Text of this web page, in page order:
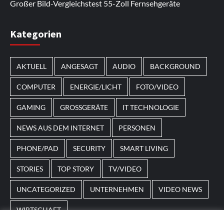
Großer Bild-Vergleichstest 55-Zoll Fernsehgeräte
Im Laufe des Jahres erscheinen thematische
Spielautomaten mit passenden Designs. Im Bereich
vonMagneticslotskönnen solche saisonalen Slots
beispielsweise an Feiertage oder besondere Events
angepasst sein.
Kategorien
AKTUELL ANGESAGT AUDIO BACKGROUND
COMPUTER ENERGIE/LICHT FOTO/VIDEO
GAMING GROSSGERÄTE IT TECHNOLOGIE
NEWS AUS DEM INTERNET PERSONEN
PHONE/PAD SECURITY SMART LIVING
STORIES TOP STORY TV/VIDEO
UNCATEGORIZED UNTERNEHMEN VIDEO NEWS
WIRTSCHAFT